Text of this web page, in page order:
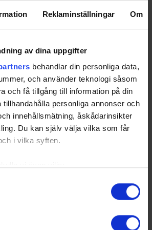
Reklaminställningar Om
av dina uppgifter
behandlar din personliga data,
och använder teknologi såsom
och få tillgång till information på din
tillhandahålla personliga annonser och
innehållsmätning, åskådarinsikter
Du kan själv välja vilka som får
i vilka syften.
noggrannhet på upp till flera meter